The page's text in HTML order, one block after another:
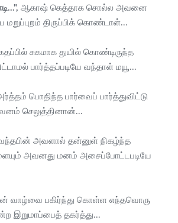
ஆகாஷ் கெத்தாக சொல்ல அவனை
திருப்பிக் கொண்டாள்...
சுகமாக துயில் கொண்டிருந்த
பார்த்தப்படியே வந்தாள் மயூ...
பொதிந்த பார்வைப் பார்த்துவிட்டு
செலுத்தினான்...
அவளால் தன்னுள் நிகழ்ந்த
அவனது மனம் அசைப்போட்டபடியே
வாழ்வை பகிர்ந்து கொள்ள எந்தவொரு
இறுமாப்பைத் தகர்த்து...